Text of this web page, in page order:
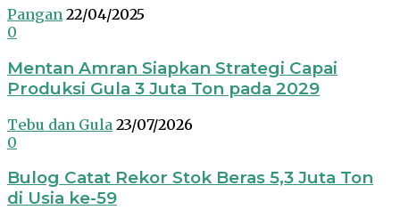
Pangan 22/04/2025
0
Mentan Amran Siapkan Strategi Capai
Produksi Gula 3 Juta Ton pada 2029
Tebu dan Gula 23/07/2026
0
Bulog Catat Rekor Stok Beras 5,3 Juta Ton
di Usia ke-59